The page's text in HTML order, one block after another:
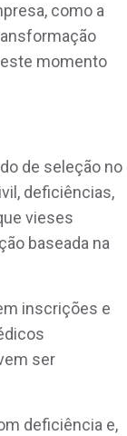
como a
momento
de seleção no
deficiências,
vieses
baseada na
inscrições e
ser
deficiência e,